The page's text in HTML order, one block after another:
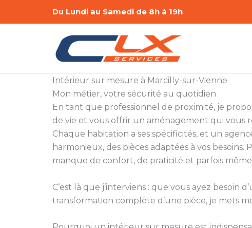
Du Lundi au Samedi de 8h à 19h
Intérieur sur mesure à Marcilly-sur-Vienne
Mon métier, votre sécurité au quotidien
En tant que professionnel de proximité, je
de vie et vous offrir un aménagement qui vous
Chaque habitation a ses spécificités, et un
harmonieux, des pièces adaptées à vos
manque de confort, de praticité et parfois
C’est là que j’interviens : que vous ayez besoin
transformation complète d’une pièce, je mets